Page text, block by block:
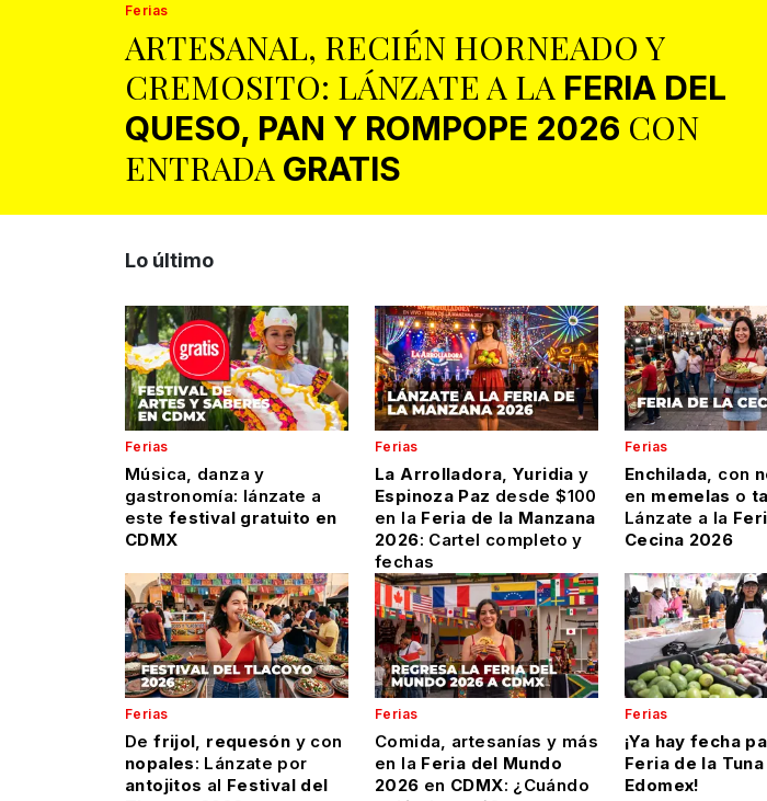
Ferias
ARTESANAL, RECIÉN HORNEADO Y
CREMOSITO: LÁNZATE A LA FERIA DEL
QUESO, PAN Y ROMPOPE 2026 CON
ENTRADA GRATIS
Lo último
Ferias
Música, danza y
gastronomía: lánzate a
este festival gratuito en
CDMX
Ferias
La Arrolladora Yuridia y
Espinoza Paz desde $100
en la Feria de la Manzana
2026: Cartel completo y
fechas
Ferias
Enchilada , con
en memelas o
Lánzate a la
Cecina 2026
Ferias
Defrijol, requesón y con
nopales: Lánzate por
antojitos al Festival del
Ferias
Comida, artesanías y más
en la Feria del Mundo
2026 en CDMX: ¿Cuándo
Ferias
¡Ya hay fecha
Feria de la
Edomex!